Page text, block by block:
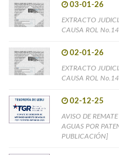
03-01-26
EXTRACTO
CAUSA ROL
02-01-26
EXTRACTO
CAUSA ROL
02-12-25
AVISO DE
AGUAS POR
PUBLICACIÓN]